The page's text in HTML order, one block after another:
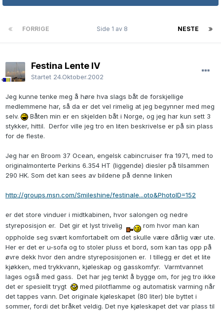
FORRIGE NESTE
Side 1 av 8
Festina Lente IV
Startet 24.Oktober.2002
Jeg kunne tenke meg å høre hva slags båt de forskjellige
medlemmene har, så da er det vel rimelig at jeg begynner med meg
selv.
Båten min er en skjelden båt i Norge, og jeg har kun sett 3
stykker, hittil. Derfor ville jeg tro en liten beskrivelse er på sin plass
for de fleste.
Jeg har en Broom 37 Ocean, engelsk cabincruiser fra 1971, med to
originalmonterte Perkins 6.354 HT (liggende) diesler på tilsammen
290 HK. Som det kan sees av bildene på denne linken
http://groups.msn.com/Smileshine/festinale...oto&PhotoID=152
er det store vinduer i midtkabinen, hvor salongen og nedre
styreposisjon er. Det gir et lyst trivelig
rom hvor man kan
oppholde seg svært komfortabelt om det skulle være dårlig vær ute.
Her er det er u-sofa og to stoler pluss et bord, som kan tas opp på
øvre dekk hvor den andre styreposisjonen er. I tillegg er det et lite
kjøkken, med trykkvann, kjøleskap og gasskomfyr. Varmtvannet
lages også med gass. Det har jeg tenkt å bygge om, for jeg tro ikke
det er spesiellt trygt
med pilotflamme og automatisk varming når
det tappes vann. Det originale kjøleskapet (80 liter) ble byttet i
sommer, fordi det bråket veldig. Det nye kjøleskapet det var plass til